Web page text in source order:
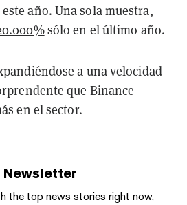
año. Una sola muestra,
sólo en el último año.
a una velocidad
que Binance
en el sector.
Newsletter
the top news stories right now,